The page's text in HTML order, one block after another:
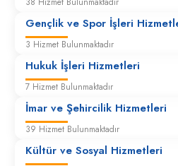
Gençlik ve Spor İşleri
3 Hizmet Bulunmaktadır
Hukuk İşleri Hizmetleri
7 Hizmet Bulunmaktadır
İmar ve Şehircilik Hizmetleri
39 Hizmet Bulunmaktadır
Kültür ve Sosyal Hizmetleri